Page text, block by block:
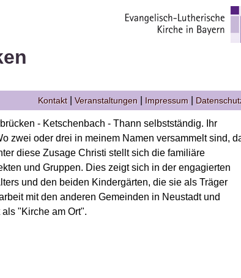
Kontakt| Veranstaltungen Impressum
- Ketschenbach - Thann selbstständig. Ihr
zwei oder drei in meinem Namen versammelt sind,
diese Zusage Christi stellt sich die familiäre
und Gruppen. Dies zeigt sich in der engagierten
und den beiden Kindergärten, die sie als Träger
mit den anderen Gemeinden in Neustadt und
"Kirche am Ort".